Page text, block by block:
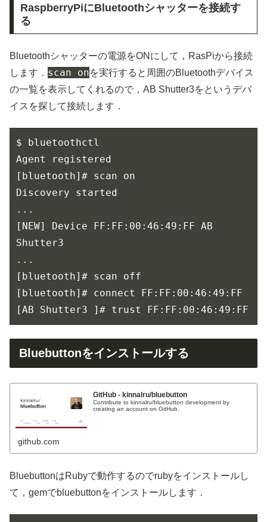
RaspberryPiにBluetoothシャッターを接続す
る
Bluetoothシャッターの電源をONにして，RasPiから接続
します． scan onを実行すると周囲のBluetoothデバイス
の一覧を表示してくれるので，AB Shutter3をというデバ
イスを探して接続します．
$ bluetoothctl
Agent registered
[bluetooth]# scan on
Discovery started
...
[NEW] Device FF:FF:00:46:49:FF AB
Shutter3
...
[bluetooth]# scan off
[bluetooth]# connect FF:FF:00:46:49:FF
[AB Shutter3 ]# trust FF:FF:00:46:49:FF
Bluebuttonをインストールする
GitHub - kinnalru/bluebutton
Contribute to kinnalru/bluebutton development by
creating an account on GitHub.
github.com
BluebuttonはRubyで動作するのでrubyをインストールし
て，gemでbluebuttonをインストールします．